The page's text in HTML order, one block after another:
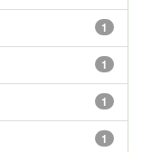
1
1
1
1